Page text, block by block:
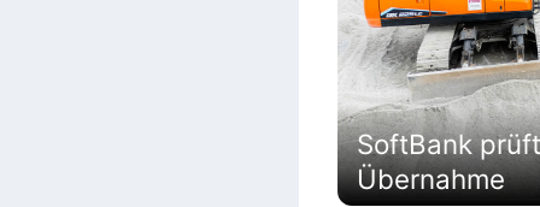
SoftBank
Übernahme